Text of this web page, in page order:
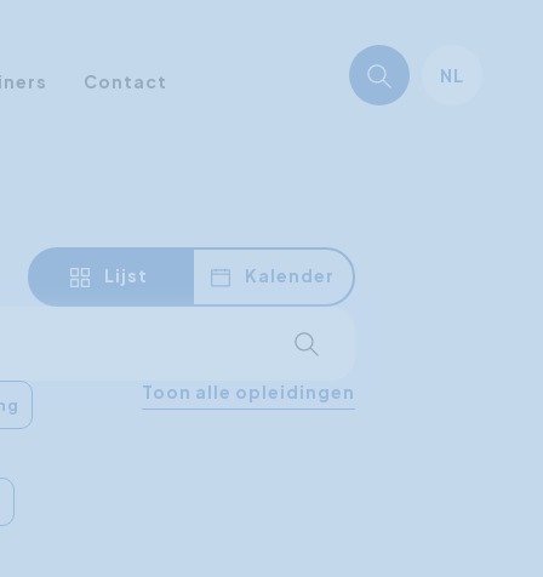
Contact NL
Start met zoeken
Lijst Kalender
Toon alle opleidingen